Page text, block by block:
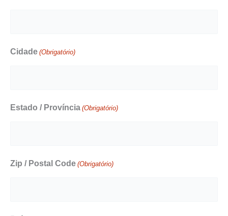
Cidade (Obrigatório)
Estado / Província (Obrigatório)
Zip / Postal Code (Obrigatório)